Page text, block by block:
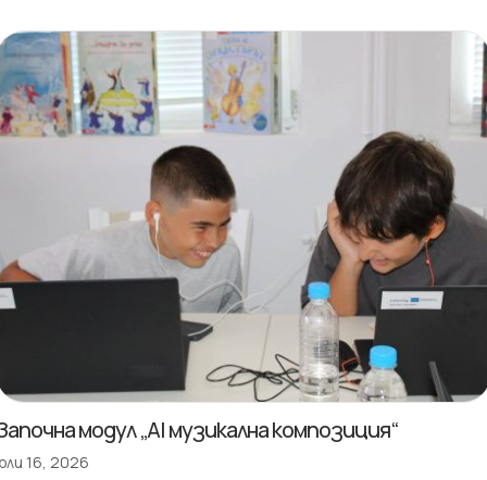
модул „AI музикална композиция“
16, 2026